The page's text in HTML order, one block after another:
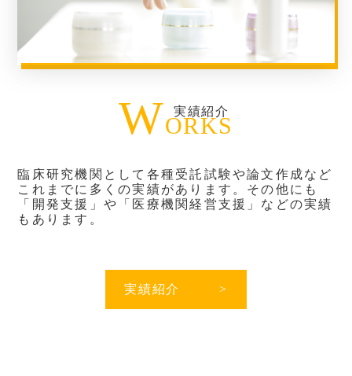
WORKS
実績紹介
臨床研究機関として各種受託試験や論文作成など
これまでに多くの実績があります。 その他にも
「開発支援」や「医療機関経営支援」などの実績
もあります。
実績紹介 >